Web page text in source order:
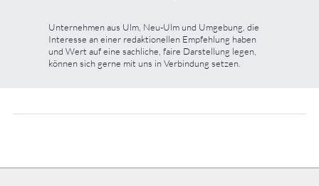
Unternehmen aus Ulm, Neu-Ulm und Umgebung, die
Interesse an einer redaktionellen Empfehlung haben
und Wert auf eine sachliche, faire Darstellung legen,
können sich gerne mit uns in Verbindung setzen.